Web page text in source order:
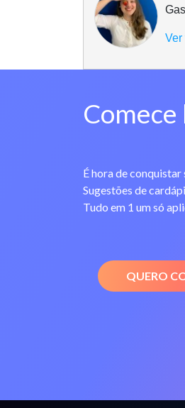
Ver
Comece
É hora de
Sugestões de
Tudo em 1 um só
QUERO